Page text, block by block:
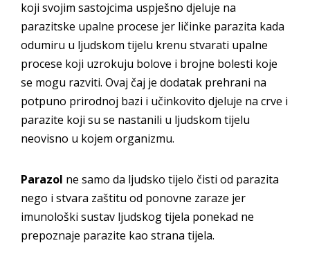
koji svojim sastojcima uspješno djeluje na
parazitske upalne procese jer ličinke parazita kada
odumiru u ljudskom tijelu krenu stvarati upalne
procese koji uzrokuju bolove i brojne bolesti koje
se mogu razviti. Ovaj čaj je dodatak prehrani na
potpuno prirodnoj bazi i učinkovito djeluje na crve i
parazite koji su se nastanili u ljudskom tijelu
neovisno u kojem organizmu.
Parazol ne samo da ljudsko tijelo čisti od parazita
nego i stvara zaštitu od ponovne zaraze jer
imunološki sustav ljudskog tijela ponekad ne
prepoznaje parazite kao strana tijela.